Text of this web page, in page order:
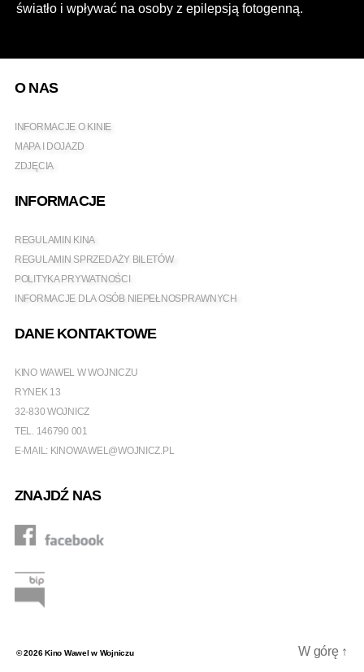
światło i wpływać na osoby z epilepsją fotogenną.
O NAS
INFORMACJE O KINIE
MAPA I DOJAZD
ZDJĘCIA
INFORMACJE
REGULAMIN KINA
REGULAMIN SPRZEDAŻY BILETÓW
POLITYKA PRYWATNOŚCI
INFORMACJE DLA OSÓB NIEPEŁNOSPRAWNYCH
DANE KONTAKTOWE
KINO WAWEL W WOJNICZU
RYNEK 13
32-830 WOJNICZ
TEL.
146790 001
E-MAIL: KINOWAWEL@WOJNICZ.PL
ZNAJDŹ NAS
© 2026Kino Wawel w Wojniczu W górę ↑